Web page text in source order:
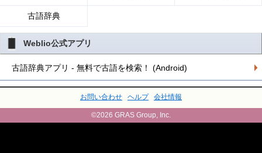
古語辞典
Weblio公式アプリ
古語辞典アプリ - 無料で古語を検索！ (Android)
お問い合わせ ヘルプ 会社情報
©2026 GRAS Group, Inc.